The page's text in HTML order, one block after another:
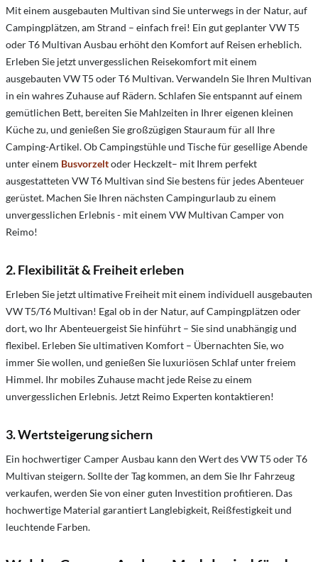
Mit einem ausgebauten Multivan sind Sie unterwegs in der Natur, auf
Campingplätzen, am Strand – einfach frei! Ein gut geplanter VW T5
oder T6 Multivan Ausbau erhöht den Komfort auf Reisen erheblich.
Erleben Sie jetzt unvergesslichen Reisekomfort mit einem
ausgebauten VW T5 oder T6 Multivan. Verwandeln Sie Ihren Multivan
in ein wahres Zuhause auf Rädern. Schlafen Sie entspannt auf einem
gemütlichen Bett, bereiten Sie Mahlzeiten in Ihrer eigenen kleinen
Küche zu, und genießen Sie großzügigen Stauraum für all Ihre
Camping-Artikel. Ob Campingstühle und Tische für gesellige Abende
unter einem Busvorzeltoder Heckzelt– mit Ihrem perfekt
ausgestatteten VW T6 Multivan sind Sie bestens für jedes Abenteuer
gerüstet. Machen Sie Ihren nächsten Campingurlaub zu einem
unvergesslichen Erlebnis - mit einem VW Multivan Camper von
Reimo!
2. Flexibilität & Freiheit erleben
Erleben Sie jetzt ultimative Freiheit mit einem individuell ausgebauten
VW T5/T6 Multivan! Egal ob in der Natur, auf Campingplätzen oder
dort, wo Ihr Abenteuergeist Sie hinführt – Sie sind unabhängig und
flexibel. Erleben Sie ultimativen Komfort – Übernachten Sie, wo
immer Sie wollen, und genießen Sie luxuriösen Schlaf unter freiem
Himmel. Ihr mobiles Zuhause macht jede Reise zu einem
unvergesslichen Erlebnis. Jetzt Reimo Experten kontaktieren!
3. Wertsteigerung sichern
Ein hochwertiger Camper Ausbau kann den Wert des VW T5 oder T6
Multivan steigern. Sollte der Tag kommen, an dem Sie Ihr Fahrzeug
verkaufen, werden Sie von einer guten Investition profitieren. Das
hochwertige Material garantiert Langlebigkeit, Reißfestigkeit und
leuchtende Farben.